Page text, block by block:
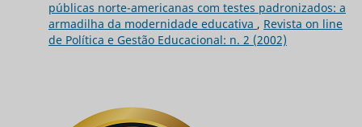
públicas norte-americanas com testes padronizados: a
armadilha da modernidade educativa , Revista on line
de Política e Gestão Educacional: n. 2 (2002)